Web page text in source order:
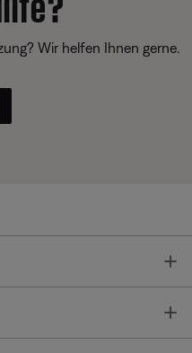
Wir helfen Ihnen gerne.